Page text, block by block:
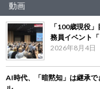
動画
「100歳現役
務員イベント
2026年8月4日
AI時代、「暗黙知」は継承